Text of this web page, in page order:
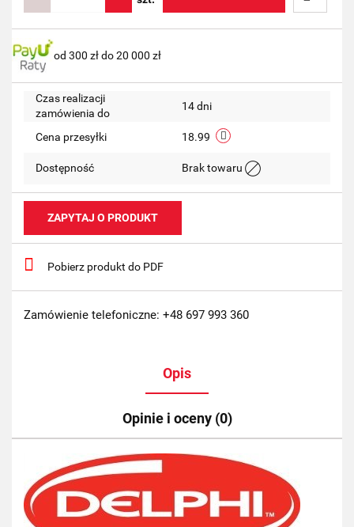
Do
od 300 zł do 20 000 zł
Czas realizacji
zamówienia do
14 dni
Cena przesyłki 18.99
Dostępność Brak towaru
ZAPYTAJ O PRODUKT
Pobierz produkt do PDF
Zamówienie telefoniczne: +48 697 993 360
Opis
Opinie i oceny (0)